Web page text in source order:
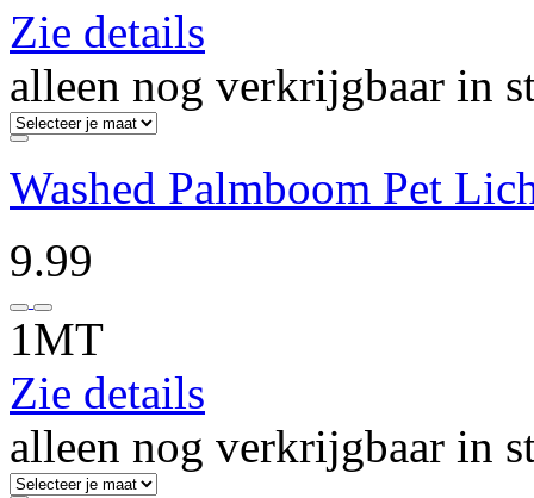
Zie details
alleen nog verkrijgbaar in
Washed Palmboom Pet
9.99
1MT
Zie details
alleen nog verkrijgbaar in